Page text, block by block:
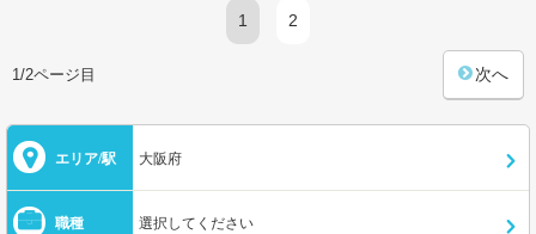
1 2
1/2ページ目 次へ
エリア/駅 大阪府
職種 選択してください